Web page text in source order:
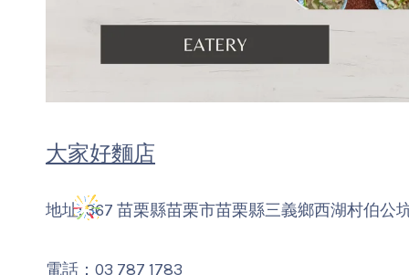
大家好麵店
地址: 367 苗栗縣苗栗市苗栗縣三義鄉西湖村伯公
電話：03 787 1783